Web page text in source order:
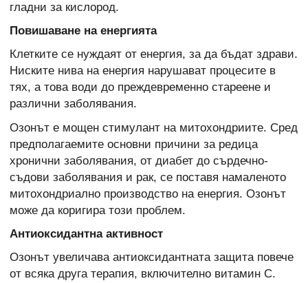
гладни за кислород.
Повишаване на енергията
Клетките се нуждаят от енергия, за да бъдат здрави.
Ниските нива на енергия нарушават процесите в
тях, а това води до преждевременно стареене и
различни заболявания.
Озонът е мощен стимулант на митохондриите. Сред
предполагаемите основни причини за редица
хронични заболявания, от диабет до сърдечно-
съдови заболявания и рак, се поставя намаленото
митохондриално производство на енергия. Озонът
може да коригира този проблем.
Антиоксидантна активност
Озонът увеличава антиоксидантната защита повече
от всяка друга терапия, включително витамин С.